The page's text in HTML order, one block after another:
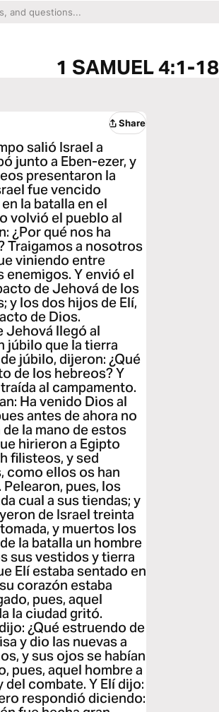
1 SAMUEL 4:1-18
Share
salió Israel a
junto a Eben-ezer, y
presentaron la
fue vencido
la batalla en el
volvió el pueblo al
¿Por qué nos ha
Traigamos a nosotros
viniendo entre
enemigos. Y envió el
de Jehová de los
y los dos hijos de Elí,
de Dios.
Jehová llegó al
júbilo que la tierra
júbilo, dijeron: ¿Qué
de los hebreos? Y
al campamento.
Ha venido Dios al
antes de ahora no
la mano de estos
hirieron a Egipto
filisteos, y sed
como ellos os han
pues, los
cual a sus tiendas; y
de Israel treinta
y muertos los
la batalla un hombre
sus vestidos y tierra
Elí estaba sentado en
corazón estaba
pues, aquel
la ciudad gritó.
¿Qué estruendo de
y dio las nuevas a
y sus ojos se habían
pues, aquel hombre a
del combate. Y Elí dijo:
respondió diciendo: